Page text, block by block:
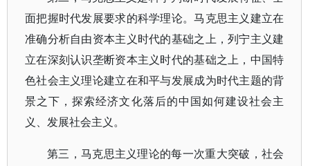
面把握时代发展要求的科学理论。马克思主义建立在
准确分析自由资本主义时代的基础之上，列宁主义建
立在深刻认识垄断资本主义时代的基础之上，中国特
色社会主义理论建立在和平与发展成为时代主题的背
景之下，探索经济文化落后的中国如何建设社会主
义、发展社会主义。
第三，马克思主义理论的每一次重大突破，社会